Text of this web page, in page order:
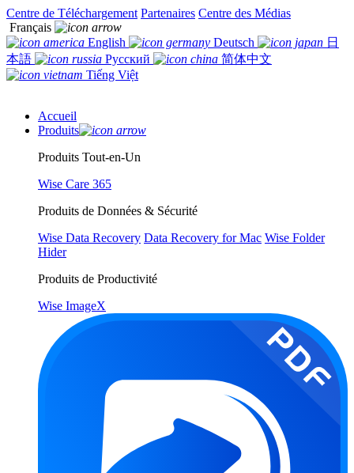
Centre de Téléchargement Partenaires Centre des Médias
Français
English
Deutsch
日
本語
Русский
简体中文
Tiếng Việt
Accueil
Produits
Produits Tout-en-Un
Wise Care 365
Produits de Données & Sécurité
Wise Data Recovery Data Recovery for Mac Wise Folder
Hider
Produits de Productivité
Wise ImageX